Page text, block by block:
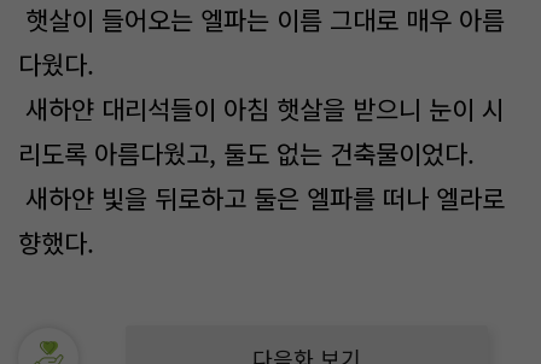
햇살이 들어오는 엘파는 이름 그대로 매우 아름
다웠다.
새하얀 대리석들이 아침 햇살을 받으니 눈이 시
리도록 아름다웠고, 둘도 없는 건축물이었다.
새하얀 빛을 뒤로하고 둘은 엘파를 떠나 엘라로
향했다.